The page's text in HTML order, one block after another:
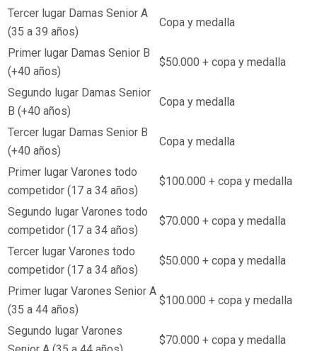
Tercer lugar Damas Senior A
(35 a 39 años)
Copa y medalla
Primer lugar Damas Senior B
(+40 años)
$50.000 + copa y medalla
Segundo lugar Damas Senior
B (+40 años)
Copa y medalla
Tercer lugar Damas Senior B
(+40 años)
Copa y medalla
Primer lugar Varones todo
competidor (17 a 34 años)
$100.000 + copa y medalla
Segundo lugar Varones todo
competidor (17 a 34 años)
$70.000 + copa y medalla
Tercer lugar Varones todo
competidor (17 a 34 años)
$50.000 + copa y medalla
Primer lugar Varones Senior A
(35 a 44 años)
$100.000 + copa y medalla
Segundo lugar Varones
$70.000 + copa y medalla